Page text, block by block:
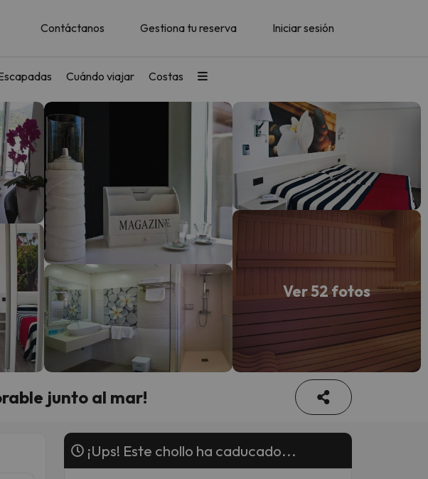
Contáctanos Gestiona tu reserva Iniciar sesión
Cuándo viajar Costas
Ver 52 fotos
junto al mar!
¡Ups! Este chollo ha caducado...